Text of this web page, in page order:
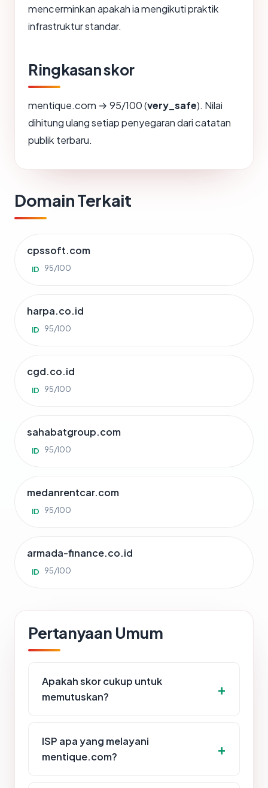
mencerminkan apakah ia mengikuti praktik
infrastruktur standar.
Ringkasan skor
mentique.com → 95/100 (very_safe). Nilai
dihitung ulang setiap penyegaran dari catatan
publik terbaru.
Domain Terkait
cpssoft.com
ID 95/100
harpa.co.id
ID 95/100
cgd.co.id
ID 95/100
sahabatgroup.com
ID 95/100
medanrentcar.com
ID 95/100
armada-finance.co.id
ID 95/100
Pertanyaan Umum
Apakah skor cukup untuk
memutuskan?
ISP apa yang melayani
mentique.com?